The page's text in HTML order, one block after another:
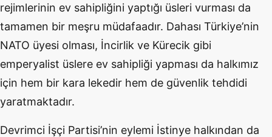
rejimlerinin ev sahipliğini yaptığı üsleri vurması da
tamamen bir meşru müdafaadır. Dahası Türkiye’nin
NATO üyesi olması, İncirlik ve Kürecik gibi
emperyalist üslere ev sahipliği yapması da halkımız
için hem bir kara lekedir hem de güvenlik tehdidi
yaratmaktadır.
Devrimci İşçi Partisi’nin eylemi İstinye halkından da